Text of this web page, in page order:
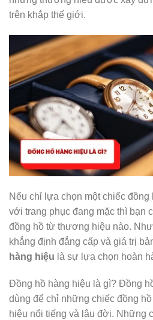
trên khắp thế giới.
Nếu chỉ lựa chọn một chiếc
với trang phục đang mặc thì bạn
đồng hồ từ thương hiệu nào.
khẳng định đẳng cấp và giá trị
hàng hiệu là sự lựa chọn hoàn
Đồng hồ hàng hiệu là gì? Đồng
dùng để chỉ những chiếc đồng
hiệu nổi tiếng và lâu đời. Những